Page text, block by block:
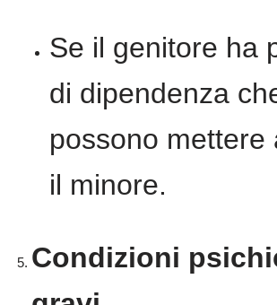
Se il genitore ha
di dipendenza
possono mettere
il minore.
Condizioni